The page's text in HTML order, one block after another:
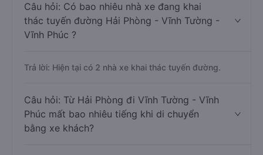
Câu hỏi: Có bao nhiêu nhà xe đang khai
thác tuyến đường Hải Phòng - Vĩnh Tường -
Vĩnh Phúc ?
Trả lời: Hiện tại có 2 nhà xe khai thác tuyến đường.
Câu hỏi: Từ Hải Phòng đi Vĩnh Tường - Vĩnh
Phúc mất bao nhiêu tiếng khi di chuyển
bằng xe khách?